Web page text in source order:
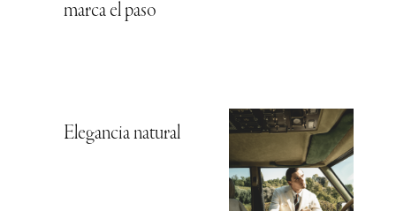
marca el paso
Elegancia natural